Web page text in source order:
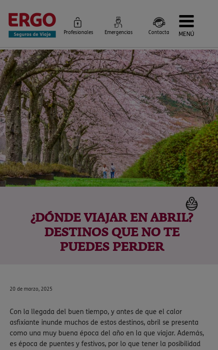
Profesionales Emergencias Contacta MENÚ
Seguros de Viaje
Seguros por destino
Más Seguros
Blog
Siniestros e Instrucciones
Información Corporativa
Servicios
¿DÓNDE VIAJAR EN ABRIL?
DESTINOS QUE NO TE
PUEDES PERDER
20 de marzo, 2025
Con la llegada del buen tiempo, y antes de que el calor
asfixiante inunde muchos de estos destinos, abril se presenta
como una muy buena época del año en la que viajar. Además,
es época de puentes y festivos, por lo que tener la posibilidad